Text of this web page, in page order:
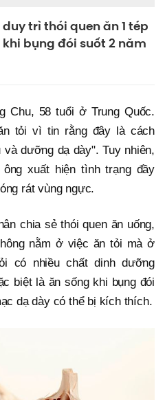
trì thói quen ăn 1 tép
bụng đói suốt 2 năm
Chu, 58 tuổi ở Trung Quốc.
tỏi vì tin rằng đây là cách
dưỡng dạ dày". Tuy nhiên,
xuất hiện tình trạng đầy
rát vùng ngực.
chia sẻ thói quen ăn uống,
nằm ở việc ăn tỏi mà ở
có nhiều chất dinh dưỡng
biệt là ăn sống khi bụng đói
dạ dày có thể bị kích thích.